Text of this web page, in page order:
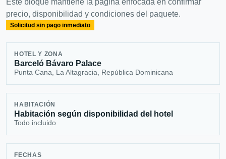
precio, disponibilidad y condiciones del paquete.
Solicitud sin pago inmediato
HOTEL Y ZONA
Barceló Bávaro Palace
Punta Cana, La Altagracia, República Dominicana
HABITACIÓN
Habitación según disponibilidad del hotel
Todo incluido
FECHAS